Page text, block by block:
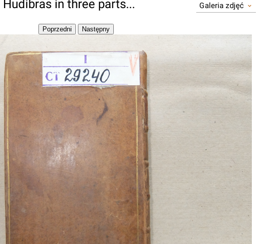
Hudibras in three parts... Galeria zdjęć